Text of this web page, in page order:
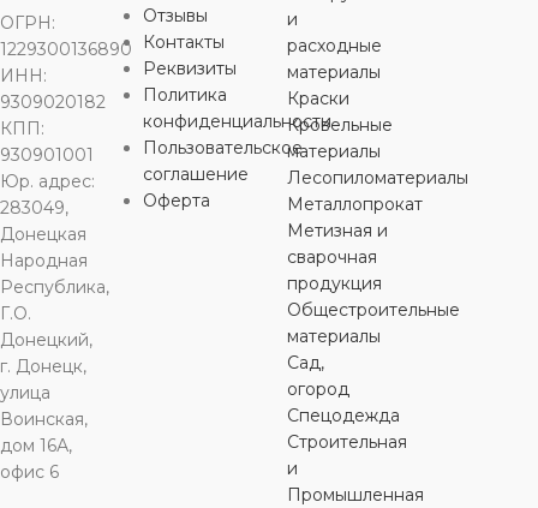
резьбовой
ДИАМЕТР
РЕЗЬБЫ
3/4″
РЕЗЬБА
ВИД ФИТИНГА
соединительный
ДИАМЕТР 20 мм
ТИП
ПРИСОЕДИНЕНИЯ
резьбовой
НР
ВИД ФИТИНГА
ТИП
ПРИСОЕДИНЕНИЯ
резьбовой
ДИАМЕТР
РЕЗЬБЫ
1″
РЕЗЬБА
ВИД ФИТИНГА
ОГРН:
1229300136890
ИНН:
9309020182
КПП:
930901001
Юр. адрес:
283049,
Донецкая
Народная
Республика,
Г.О.
Донецкий,
г. Донецк,
улица
Воинская,
дом 16А,
офис 6
Отзывы
Контакты
Реквизиты
Политика
конфиденциальности
Пользовательское
соглашение
Оферта
и
расходные
материалы
Краски
Кровельные
материалы
Лесопиломатериалы
Металлопрокат
Метизная и
сварочная
продукция
Общестроительные
материалы
Сад,
огород
Спецодежда
Строительная
и
Промышленная